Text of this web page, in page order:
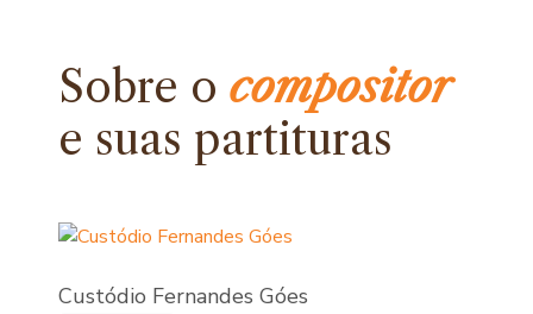
Sobre ocompositor
e suas partituras
Custódio Fernandes Góes